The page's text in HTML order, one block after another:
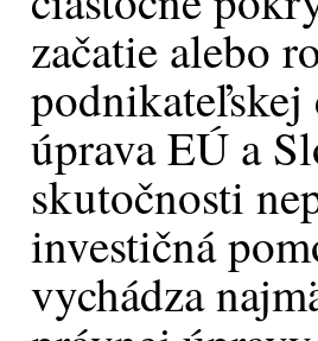
začatie alebo
úprava EÚ a
skutočnosti
investičná
vychádza